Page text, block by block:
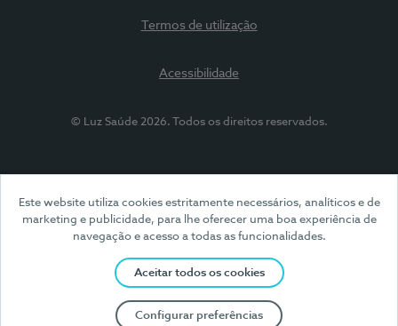
Este website utiliza cookies estritamente necessários, analíticos e de
marketing e publicidade, para lhe oferecer uma boa experiência de
navegação e acesso a todas as funcionalidades.
Aceitar todos os cookies
Configurar preferências
Termos de utilização
Acessibilidade
© Luz Saúde 2026. Todos os direitos reservados.